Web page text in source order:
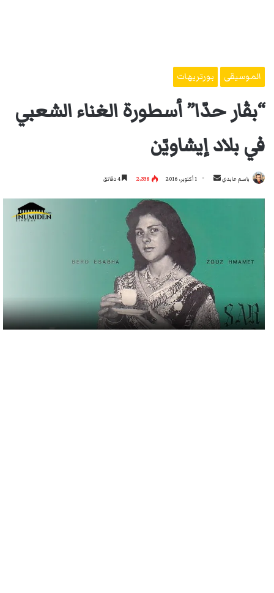
الموسيقى بورتريهات
“بڤار حدّا” أسطورة الغناء الشعبي
في بلاد إيشاويّن
باسم عابدي
أرسل
1 أكتوبر، 2016 2٬338